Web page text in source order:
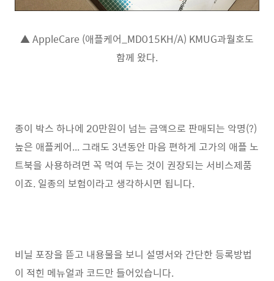
▲ AppleCare (애플케어_MD015KH/A) KMUG과월호도
함께 왔다.
종이 박스 하나에 20만원이 넘는 금액으로 판매되는 악명(?)
높은 애플케어... 그래도 3년동안 마음 편하게 고가의 애플 노
트북을 사용하려면 꼭 먹여 두는 것이 권장되는 서비스제품
이죠. 일종의 보험이라고 생각하시면 됩니다.
비닐 포장을 뜯고 내용물을 보니 설명서와 간단한 등록방법
이 적힌 메뉴얼과 코드만 들어있습니다.